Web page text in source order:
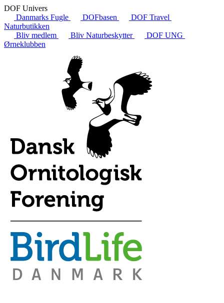
DOF Univers
Danmarks Fugle
DOFbasen
DOF Travel
Naturbutikken
Bliv medlem
Bliv Naturbeskytter
DOF UNG
Ørneklubben